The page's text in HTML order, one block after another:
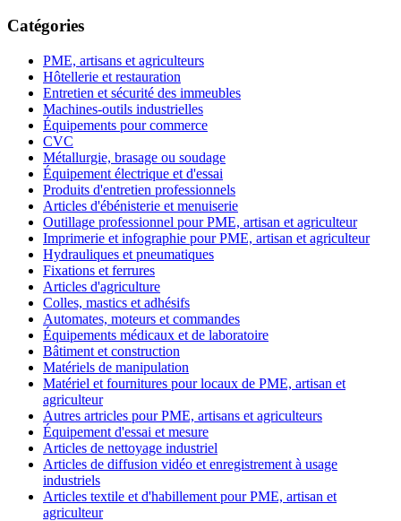
Catégories
PME, artisans et agriculteurs
Hôtellerie et restauration
Entretien et sécurité des immeubles
Machines-outils industrielles
Équipements pour commerce
CVC
Métallurgie, brasage ou soudage
Équipement électrique et d'essai
Produits d'entretien professionnels
Articles d'ébénisterie et menuiserie
Outillage professionnel pour PME, artisan et agriculteur
Imprimerie et infographie pour PME, artisan et agriculteur
Hydrauliques et pneumatiques
Fixations et ferrures
Articles d'agriculture
Colles, mastics et adhésifs
Automates, moteurs et commandes
Équipements médicaux et de laboratoire
Bâtiment et construction
Matériels de manipulation
Matériel et fournitures pour locaux de PME, artisan et
agriculteur
Autres artricles pour PME, artisans et agriculteurs
Équipement d'essai et mesure
Articles de nettoyage industriel
Articles de diffusion vidéo et enregistrement à usage
industriels
Articles textile et d'habillement pour PME, artisan et
agriculteur